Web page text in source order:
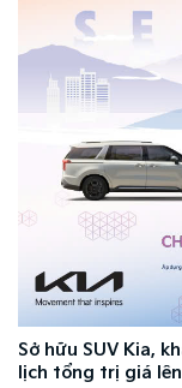
Sở hữu SUV Kia,
lịch tổng trị giá